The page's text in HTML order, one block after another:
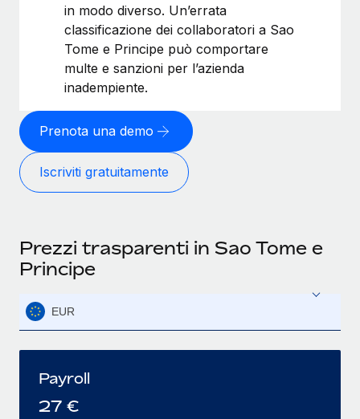
in modo diverso. Un’errata
classificazione dei collaboratori a Sao
Tome e Principe può comportare
multe e sanzioni per l’azienda
inadempiente.
Prenota una demo
Iscriviti gratuitamente
Prezzi trasparenti in Sao Tome e
Principe
EUR
Payroll
27 €